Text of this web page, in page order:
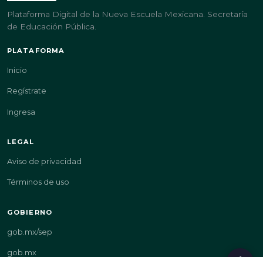
Plataforma Digital de la Nueva Escuela Mexicana. Secretaría
de Educación Pública.
PLATAFORMA
Inicio
Regístrate
Ingresa
LEGAL
Aviso de privacidad
Términos de uso
GOBIERNO
gob.mx/sep
gob.mx